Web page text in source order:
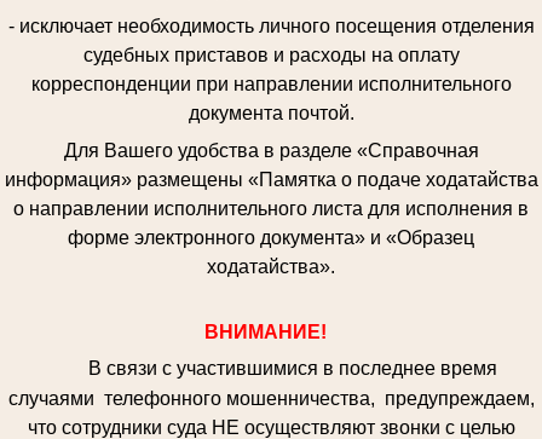
- исключает необходимость личного посещения отделения
судебных приставов и расходы на оплату
корреспонденции при направлении исполнительного
документа почтой.
Для Вашего удобства в разделе «Справочная
информация» размещены «Памятка о подаче ходатайства
о направлении исполнительного листа для исполнения в
форме электронного документа» и «Образец
ходатайства».
ВНИМАНИЕ!
В связи с участившимися в последнее время
случаями телефонного мошенничества, предупреждаем,
что сотрудники суда НЕ осуществляют звонки с целью